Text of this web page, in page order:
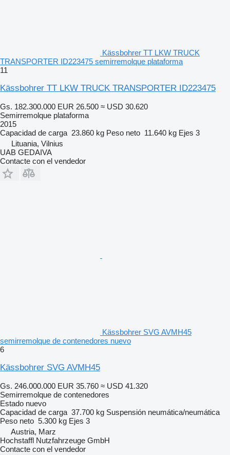
Kässbohrer TT LKW TRUCK
TRANSPORTER ID223475 semirremolque plataforma
11
Kässbohrer TT LKW TRUCK TRANSPORTER ID223475
Gs. 182.300.000 EUR 26.500 ≈ USD 30.620
Semirremolque plataforma
2015
Capacidad de carga 23.860 kg Peso neto 11.640 kg Ejes 3
Lituania, Vilnius
UAB GEDAIVA
Contacte con el vendedor
Kässbohrer SVG AVMH45
semirremolque de contenedores nuevo
6
Kässbohrer SVG AVMH45
Gs. 246.000.000 EUR 35.760 ≈ USD 41.320
Semirremolque de contenedores
Estado nuevo
Capacidad de carga 37.700 kg Suspensión neumática/neumática
Peso neto 5.300 kg Ejes 3
Austria, Marz
Hochstaffl Nutzfahrzeuge GmbH
Contacte con el vendedor